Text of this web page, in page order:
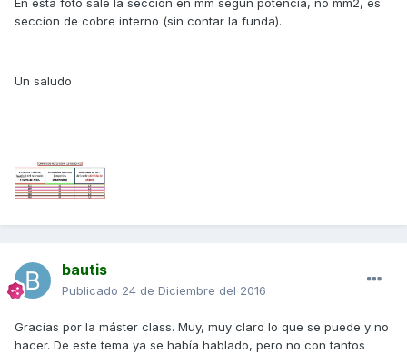
seccion de cobre interno (sin contar la funda).
Un saludo
bautis
Publicado 24 de Diciembre del 2016
Gracias por la máster class. Muy, muy claro lo que se puede y no
hacer. De este tema ya se había hablado, pero no con tantos